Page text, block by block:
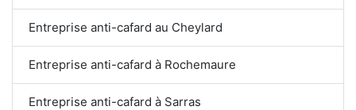
Entreprise anti-cafard au Cheylard
Entreprise anti-cafard à Rochemaure
Entreprise anti-cafard à Sarras